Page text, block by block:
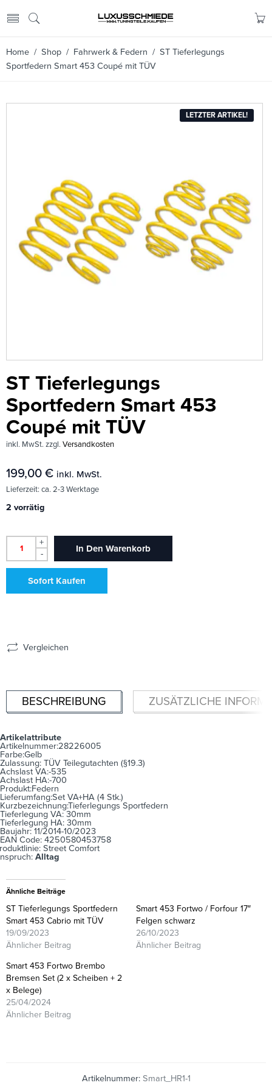
Home / Shop / Fahrwerk & Federn / ST Tieferlegungs
Sportfedern Smart 453 Coupé mit TÜV
LETZTER ARTIKEL!
ST Tieferlegungs
Sportfedern Smart 453
Coupé mit TÜV
inkl. MwSt. zzgl. Versandkosten
199,00 € inkl. MwSt.
Lieferzeit: ca. 2-3 Werktage
2 vorrätig
+
-
In Den Warenkorb
Sofort Kaufen
Vergleichen
BESCHREIBUNG ZUSÄTZLICHE
Artikelattribute
Artikelnummer:28226005
Farbe:Gelb
Zulassung: TÜV Teilegutachten (§19.3)
Achslast VA:-535
Achslast HA:-700
Produkt:Federn
Lieferumfang:Set VA+HA (4 Stk.)
Kurzbezeichnung:Tieferlegungs Sportfedern
Tieferlegung VA: 30mm
Tieferlegung HA: 30mm
Baujahr: 11/2014-10/2023
EAN Code: 4250580453758
Street Comfort
Alltag
Ähnliche Beiträge
ST Tieferlegungs Sportfedern
Smart 453 Cabrio mit TÜV
19/09/2023
Ähnlicher Beitrag
Smart 453 Fortwo / Forfour 17″
Felgen schwarz
26/10/2023
Ähnlicher Beitrag
Smart 453 Fortwo Brembo
Bremsen Set (2 x Scheiben + 2
x Belege)
25/04/2024
Ähnlicher Beitrag
Artikelnummer: Smart_HR1-1